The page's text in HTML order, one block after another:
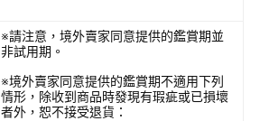
※請注意，境外賣家同意提供的鑑賞期並
非試用期。
※境外賣家同意提供的鑑賞期不適用下列
情形，除收到商品時發現有瑕疵或已損壞
者外，恕不接受退貨：